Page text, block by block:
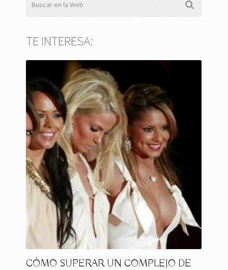
TE INTERESA:
CÓMO SUPERAR UN COMPLEJO DE